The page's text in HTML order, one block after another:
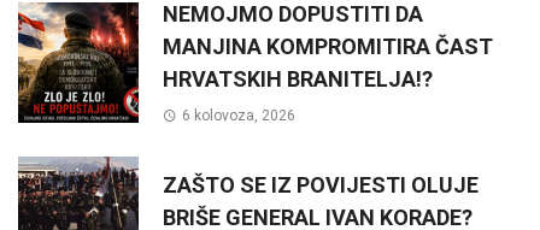
NEMOJMO DOPUSTITI DA
MANJINA KOMPROMITIRA ČAST
HRVATSKIH BRANITELJA!?
6 kolovoza, 2026
ZAŠTO SE IZ POVIJESTI OLUJE
BRIŠE GENERAL IVAN KORADE?